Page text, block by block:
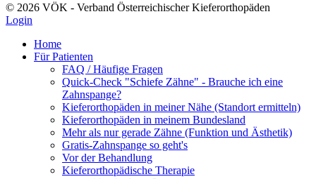
© 2026 VÖK - Verband Österreichischer Kieferorthopäden
Login
Home
Für Patienten
FAQ / Häufige Fragen
Quick-Check "Schiefe Zähne" - Brauche ich eine
Zahnspange?
Kieferorthopäden in meiner Nähe (Standort ermitteln)
Kieferorthopäden in meinem Bundesland
Mehr als nur gerade Zähne (Funktion und Ästhetik)
Gratis-Zahnspange so geht's
Vor der Behandlung
Kieferorthopädische Therapie